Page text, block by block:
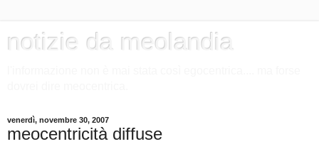
notizie da meolandia
venerdì, novembre 30, 2007
meocentricità diffuse